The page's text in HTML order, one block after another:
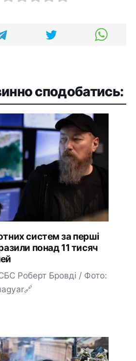
сподобатись:
систем за перші
понад 11 тисяч
Роберт Бровді / Фото: